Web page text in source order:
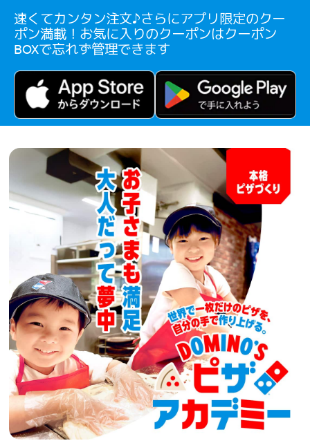
速くてカンタン注文♪さらにアプリ限定のクー
ポン満載！お気に入りのクーポンはクーポン
BOXで忘れず管理できます